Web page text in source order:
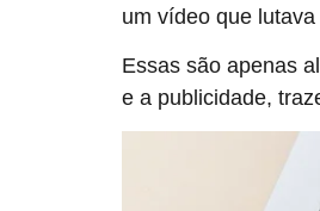
um vídeo que
Essas são apenas
e a publicidade,